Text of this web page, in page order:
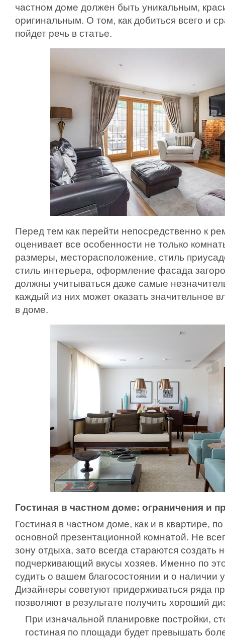
частном доме должен быть уникальным,
оригинальным. О том, как добиться всего и
пойдет речь в статье.
Перед тем как перейти непосредственно к
оценивает все особенности не только
размеры, месторасположение, стиль
стиль интерьера, оформление фасада
должны учитываться даже самые
каждый из них может оказать значительное
в доме.
Гостиная в частном доме: ограничения и
Гостиная в частном доме, как и в квартире,
основной презентационной комнатой. Не
зону отдыха, зато всегда стараются создать
подчеркивающий вкусы хозяев. Именно по
судить о вашем благосостоянии и о наличии
Дизайнеры советуют придерживаться ряда
позволяют в результате получить хороший
При изначальной планировке постройки,
гостиная по площади будет превышать